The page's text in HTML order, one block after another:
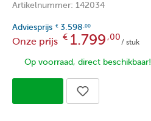
Artikelnummer: 142034
Adviesprijs € 3.598 ,00
Onze prijs € 1.799,00
/ stuk
Op voorraad, direct beschikbaar!